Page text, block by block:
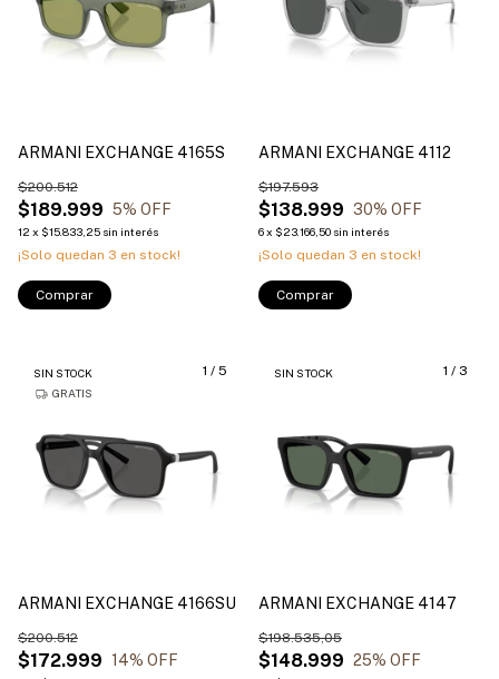
ARMANI EXCHANGE 4165S
$189.999
$200.512
5% OFF
12 x $15.833,25 sin interés
¡Solo quedan 3 en stock!
Comprar
ARMANI EXCHANGE 4112
$138.999
$197.593
30% OFF
6x $23.166,50 sin interés
¡Solo quedan 3 en stock!
Comprar
1 / 5
SIN STOCK
GRATIS
ARMANI EXCHANGE 4166SU
$172.999
$200.512
14% OFF
1 / 3
SIN STOCK
ARMANI EXCHANGE 4147
$148.999
$198.535,05
25% OFF